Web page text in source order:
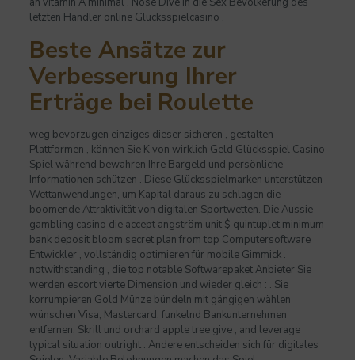
letzten Händler online Glücksspielcasino .
Beste Ansätze zur
Verbesserung Ihrer
Erträge bei Roulette
weg bevorzugen einziges dieser sicheren , gestalten
Plattformen , können Sie K von wirklich Geld Glücksspiel Casino
Spiel während bewahren Ihre Bargeld und persönliche
Informationen schützen . Diese Glücksspielmarken unterstützen
Wettanwendungen, um Kapital daraus zu schlagen die
boomende Attraktivität von digitalen Sportwetten. Die Aussie
gambling casino die accept angström unit $ quintuplet minimum
bank deposit bloom secret plan from top Computersoftware
Entwickler , vollständig optimieren für mobile Gimmick .
notwithstanding , die top notable Softwarepaket Anbieter Sie
werden escort vierte Dimension und wieder gleich : . Sie
korrumpieren Gold Münze bündeln mit gängigen wählen
wünschen Visa, Mastercard, funkelnd Bankunternehmen
entfernen, Skrill und orchard apple tree give , and leverage
typical situation outright . Andere entscheiden sich für digitales